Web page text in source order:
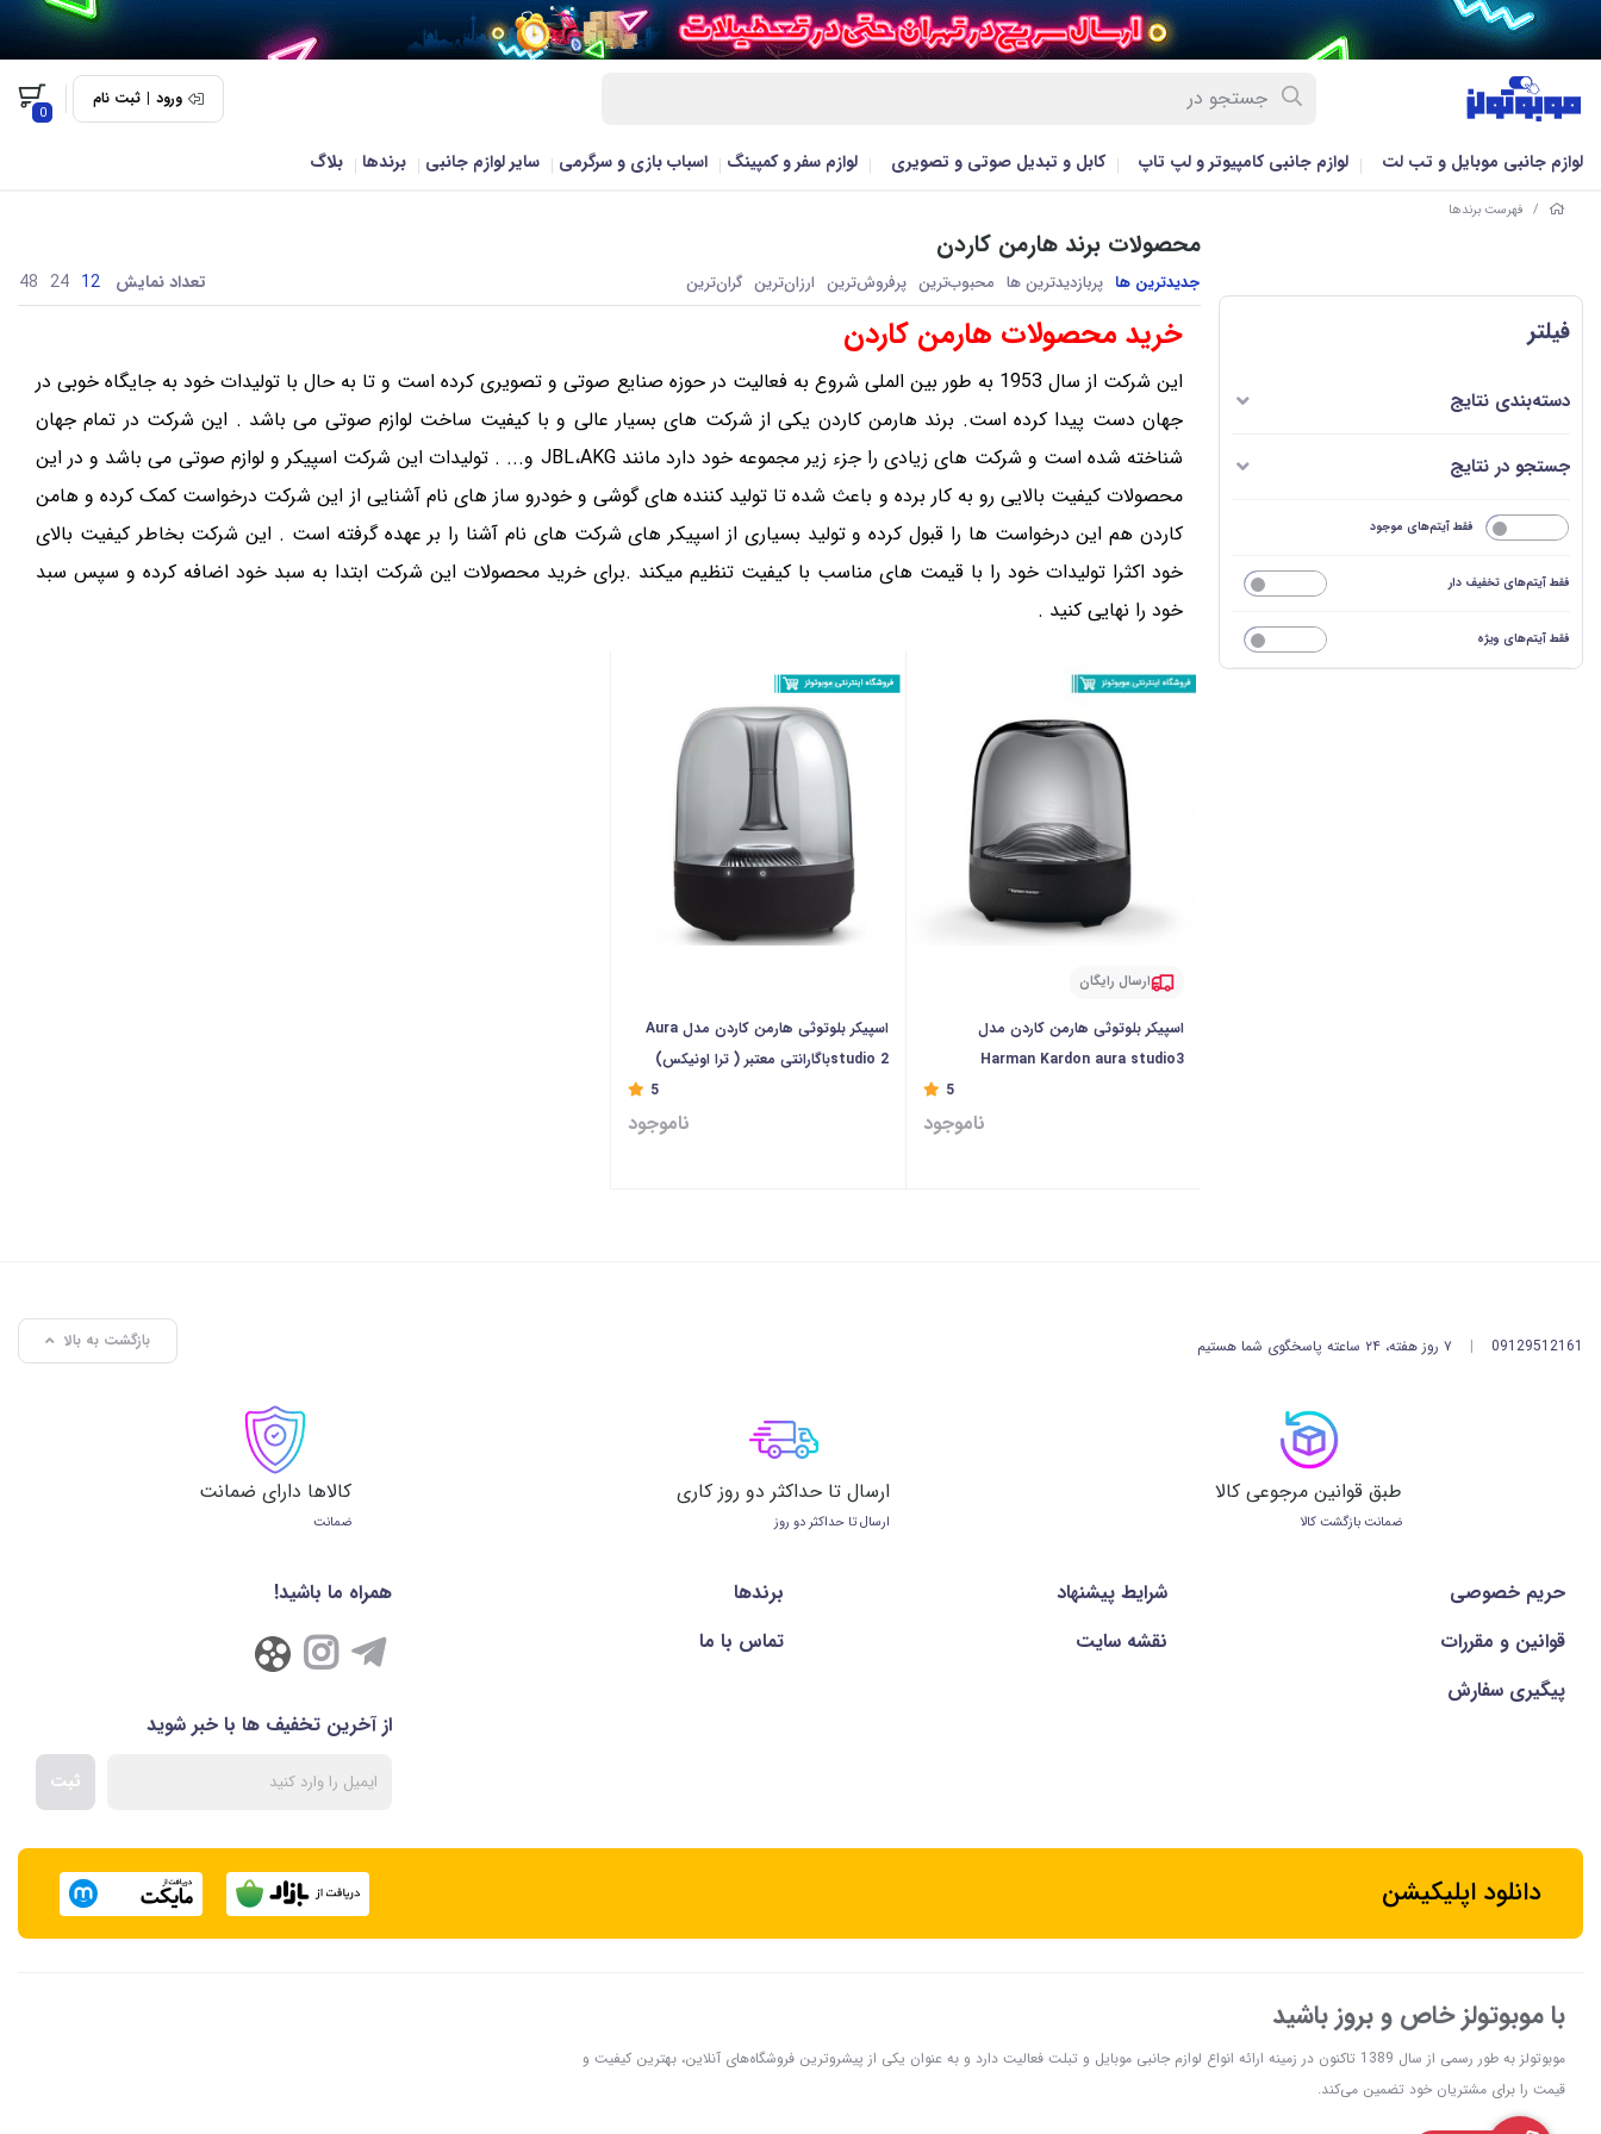
ورود | ثبت نام
0
لوازم جانبی موبایل و تب لت لوازم جانبی کامپیوتر و لپ تاپ کابل و تبدیل صوتی و تصویری لوازم سفر و کمپینگ اسباب بازی و سرگرمی سایر لوازم جانبی برندها بلاگ
/ فهرست برندها
فیلتر
دسته‌بندی نتایج
جستجو در نتایج
فقط آیتم‌های موجود
فقط آیتم‌های تخفیف دار
فقط آیتم‌های ویژه
محصولات برند هارمن کاردن
جدیدترین ها پربازدیدترین ها محبوب‌‌ترین پرفروش‌ترین ارزان‌ترین گران‌ترین تعداد نمایش 12
24
48
خرید محصولات هارمن کاردن
این شرکت از سال 1953 به طور بین الملی شروع به فعالیت در حوزه صنایع صوتی و تصویری کرده است و تا به حال با تولیدات خود به جایگاه خوبی در
جهان دست پیدا کرده است. برند هارمن کاردن یکی از شرکت های بسیار عالی و با کیفیت ساخت لوازم صوتی می باشد . این شرکت در تمام جهان
شناخته شده است و شرکت های زیادی را جزء زیر مجموعه خود دارد مانند JBL،AKG و... . تولیدات این شرکت اسپیکر و لوازم صوتی می باشد و در این
محصولات کیفیت بالایی رو به کار برده و باعث شده تا تولید کننده های گوشی و خودرو ساز های نام آشنایی از این شرکت درخواست کمک کرده و هامن
کاردن هم این درخواست ها را قبول کرده و تولید بسیاری از اسپیکر های شرکت های نام آشنا را بر عهده گرفته است . این شرکت بخاطر کیفیت بالای
خود اکثرا تولیدات خود را با قیمت های مناسب با کیفیت تنظیم میکند .برای خرید محصولات این شرکت ابتدا به سبد خود اضافه کرده و سپس سبد
خود را نهایی کنید .
ارسال رایگان
اسپیکر بلوتوثی هارمن کاردن مدل
Harman Kardon aura studio3
5
ناموجود
اسپیکر بلوتوثی هارمن کاردن مدل Aura
studio 2باگارانتی معتبر ( ترا اونیکس)
5
ناموجود
09129512161
| ۷ روز هفته، ۲۴ ساعته پاسخگوی شما هستیم بازگشت به بالا
طبق قوانین مرجوعی کالا
ضمانت بازگشت کالا
ارسال تا حداکثر دو روز کاری
ارسال تا حداکثر دو روز
کالاها دارای ضمانت
ضمانت
حریم خصوصی شرايط پيشنهاد
برندها
قوانین و مقررات
نقشه سایت
تماس با ما
پیگیری سفارش
همراه ما باشید!
از آخرین تخفیف ها با خبر شوید
ثبت
دانلود اپلیکیشن
با موبوتولز خاص و بروز باشید
موبوتولز به طور رسمی از سال 1389 تاکنون در زمینه ارائه انواع لوازم جانبی موبایل و تبلت فعالیت دارد و به عنوان یکی از پیشروترین فروشگاه‌های آنلاین، بهترین کیفیت و
قیمت را برای مشتریان خود تضمین می‌کند.